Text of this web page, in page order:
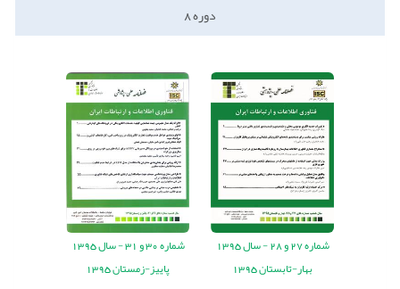
دوره8
شماره27 و28
-سال1395
بهار-تابستان 1395
شماره30 و31
-سال1395
پاییز-زمستان 1395